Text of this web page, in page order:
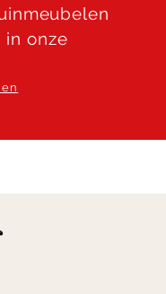
in onze